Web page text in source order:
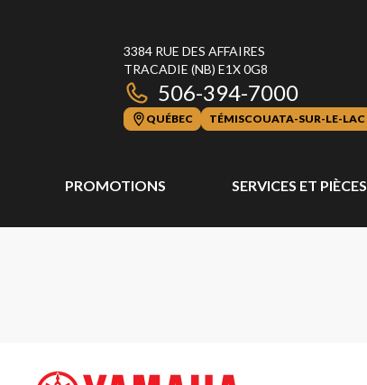
3384 RUE DES AFFAIRES
TRACADIE (NB) E1X 0G8
506-394-7000
QUÉBEC TÉMISCOUATA-SUR-LE-LAC
PROMOTIONS SERVICES ET PIÈCES